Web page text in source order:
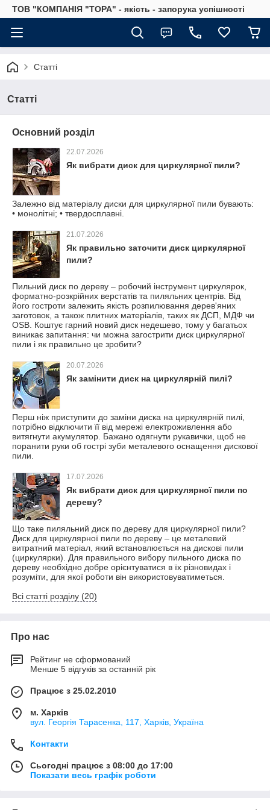
ТОВ "КОМПАНІЯ "ТОРА" - якість - запорука успішності
Статті
Статті
Основний розділ
22.07.2026
Як вибрати диск для циркулярної пили?
Залежно від матеріалу диски для циркулярної пили бувають:
• монолітні; • твердосплавні.
21.07.2026
Як правильно заточити диск циркулярної
пили?
Пильний диск по дереву – робочий інструмент циркулярок,
форматно-розкрійних верстатів та пиляльних центрів. Від
його гостроти залежить якість розпилювання дерев'яних
заготовок, а також плитних матеріалів, таких як ДСП, МДФ чи
OSB. Коштує гарний новий диск недешево, тому у багатьох
виникає запитання: чи можна загострити диск циркулярної
пили і як правильно це зробити?
20.07.2026
Як замінити диск на циркулярній пилі?
Перш ніж приступити до заміни диска на циркулярній пилі,
потрібно відключити її від мережі електроживлення або
витягнути акумулятор. Бажано одягнути рукавички, щоб не
поранити руки об гострі зуби металевого оснащення дискової
пили.
17.07.2026
Як вибрати диск для циркулярної пили по
дереву?
Що таке пиляльний диск по дереву для циркулярної пили?
Диск для циркулярної пили по дереву – це металевий
витратний матеріал, який встановлюється на дискові пили
(циркулярки). Для правильного вибору пильного диска по
дереву необхідно добре орієнтуватися в їх різновидах і
розуміти, для якої роботи він використовуватиметься.
Всі статті розділу (20)
Про нас
Рейтинг не сформований
Менше 5 відгуків за останній рік
Працює з 25.02.2010
м. Харків
вул. Георгія Тарасенка, 117, Харків, Україна
Контакти
Сьогодні працює з 08:00 до 17:00
Показати весь графік роботи